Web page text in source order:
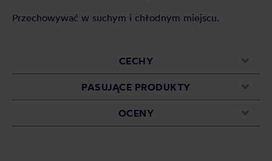
Przechowywać w suchym i chłodnym miejscu.
CECHY
PASUJĄCE PRODUKTY
OCENY